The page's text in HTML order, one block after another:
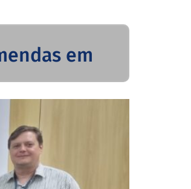
em